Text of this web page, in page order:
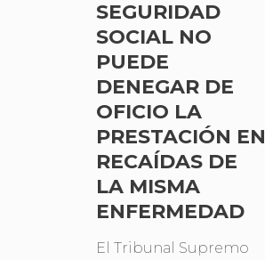
SEGURIDAD
SOCIAL NO
PUEDE
DENEGAR DE
OFICIO LA
PRESTACIÓN EN
RECAÍDAS DE
LA MISMA
ENFERMEDAD
El Tribunal Supremo